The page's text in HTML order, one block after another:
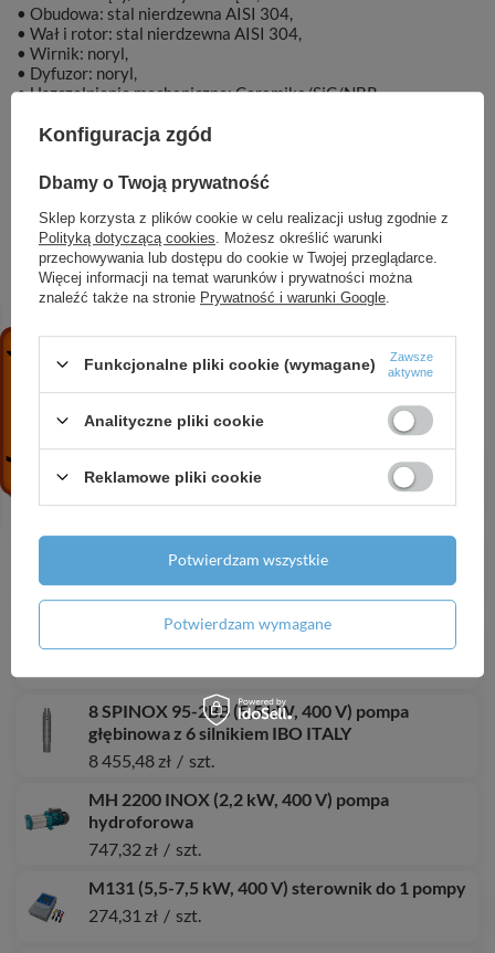
• Obudowa: stal nierdzewna AISI 304,
• Wał i rotor: stal nierdzewna AISI 304,
• Wirnik: noryl,
• Dyfuzor: noryl,
• Uszczelnienie mechaniczne: Ceramika/SiC/NBR,
Marka DAMBAT
Symbol 003460
ZOBACZ RÓWNIEŻ
4 SPINOX 14-6 (1,5 kW, 230 V) pompa głębinowa
z silnikiem IPRO
2 089,59 zł / szt.
4 SPINOX 8-13 (2,2 kW, 400 V) pompa głębinowa
z silnikiem IBO ITALY
2 899,60 zł / szt.
Linka PP 8mm (900kg) / 200m
8 SPINOX 95-2BB (5,5 kW, 400 V) pompa
głębinowa z 6 silnikiem IBO ITALY
8 455,48 zł / szt.
MH 2200 INOX (2,2 kW, 400 V) pompa
hydroforowa
747,32 zł / szt.
M131 (5,5-7,5 kW, 400 V) sterownik do 1 pompy
274,31 zł / szt.
Konfiguracja zgód
Dbamy o Twoją prywatność
Sklep korzysta z plików cookie w celu realizacji usług zgodnie z
Polityką dotyczącą cookies . Możesz określić warunki
przechowywania lub dostępu do cookie w Twojej przeglądarce.
Więcej informacji na temat warunków i prywatności można
znaleźć także na stronie Prywatność i warunki Google
Funkcjonalne pliki cookie (wymagane)
Zawsze
aktywne
Analityczne pliki cookie
Reklamowe pliki cookie
Potwierdzam wymagane
Potwierdzam wszystkie